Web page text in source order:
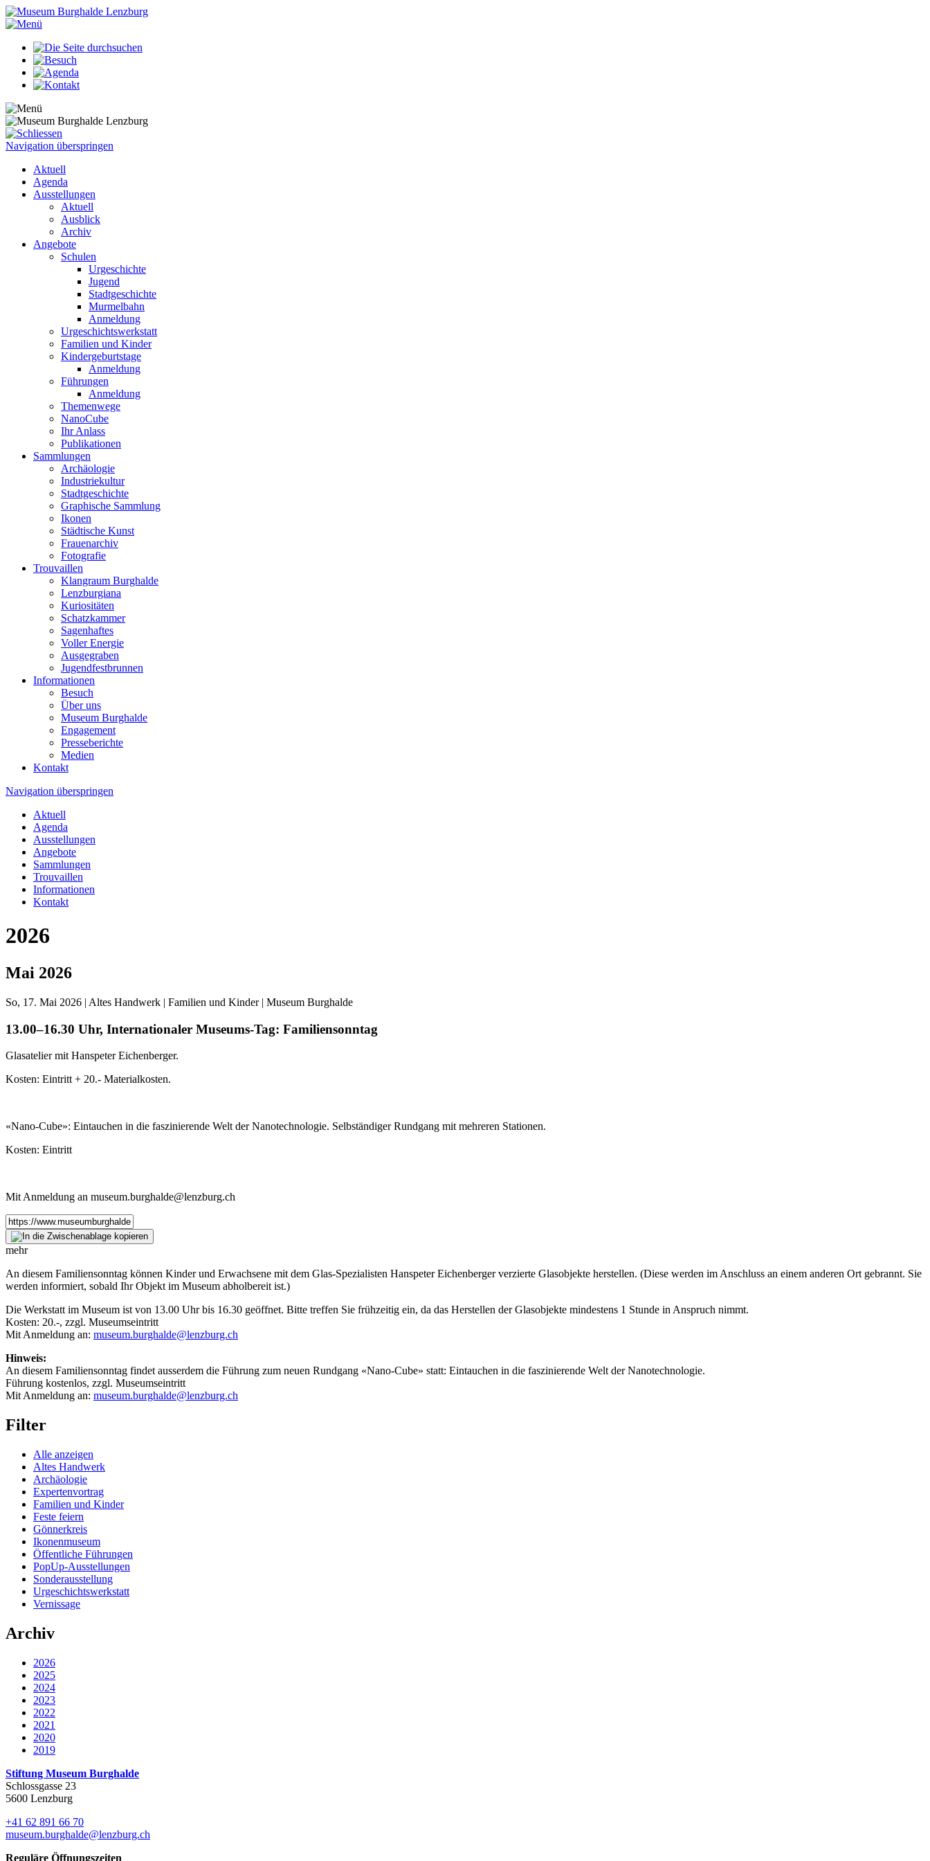
Navigation überspringen
Aktuell
Agenda
Ausstellungen
Aktuell
Ausblick
Archiv
Angebote
Schulen
Urgeschichte
Jugend
Stadtgeschichte
Murmelbahn
Anmeldung
Urgeschichtswerkstatt
Familien und Kinder
Kindergeburtstage
Anmeldung
Führungen
Anmeldung
Themenwege
NanoCube
Ihr Anlass
Publikationen
Sammlungen
Archäologie
Industriekultur
Stadtgeschichte
Graphische Sammlung
Ikonen
Städtische Kunst
Frauenarchiv
Fotografie
Trouvaillen
Klangraum Burghalde
Lenzburgiana
Kuriositäten
Schatzkammer
Sagenhaftes
Voller Energie
Ausgegraben
Jugendfestbrunnen
Informationen
Besuch
Über uns
Museum Burghalde
Engagement
Presseberichte
Medien
Kontakt
Navigation überspringen
Aktuell
Agenda
Ausstellungen
Angebote
Sammlungen
Trouvaillen
Informationen
Kontakt
2026
Mai 2026
So, 17. Mai 2026 | Altes Handwerk | Familien und Kinder | Museum Burghalde
13.00–16.30 Uhr, Internationaler Museums-Tag: Familiensonntag
Glasatelier mit Hanspeter Eichenberger.
Kosten: Eintritt + 20.- Materialkosten.
«Nano-Cube»: Eintauchen in die faszinierende Welt der Nanotechnologie. Selbständiger Rundgang mit mehreren Stationen.
Kosten: Eintritt
Mit Anmeldung an museum.burghalde@lenzburg.ch
mehr
An diesem Familiensonntag können Kinder und Erwachsene mit dem Glas-Spezialisten Hanspeter Eichenberger verzierte Glasobjekte herstellen. (Diese werden im Anschluss an einem anderen Ort gebrannt. Sie
werden informiert, sobald Ihr Objekt im Museum abholbereit ist.)
Die Werkstatt im Museum ist von 13.00 Uhr bis 16.30 geöffnet. Bitte treffen Sie frühzeitig ein, da das Herstellen der Glasobjekte mindestens 1 Stunde in Anspruch nimmt.
Kosten: 20.-, zzgl. Museumseintritt
Mit Anmeldung an: museum.burghalde@lenzburg.ch
Hinweis:
An diesem Familiensonntag findet ausserdem die Führung zum neuen Rundgang «Nano-Cube» statt: Eintauchen in die faszinierende Welt der Nanotechnologie.
Führung kostenlos, zzgl. Museumseintritt
Mit Anmeldung an: museum.burghalde@lenzburg.ch
Filter
Alle anzeigen
Altes Handwerk
Archäologie
Expertenvortrag
Familien und Kinder
Feste feiern
Gönnerkreis
Ikonenmuseum
Öffentliche Führungen
PopUp-Ausstellungen
Sonderausstellung
Urgeschichtswerkstatt
Vernissage
Archiv
2026
2025
2024
2023
2022
2021
2020
2019
Stiftung Museum Burghalde
Schlossgasse 23
5600 Lenzburg
+41 62 891 66 70
museum.burghalde@lenzburg.ch
Reguläre Öffnungszeiten